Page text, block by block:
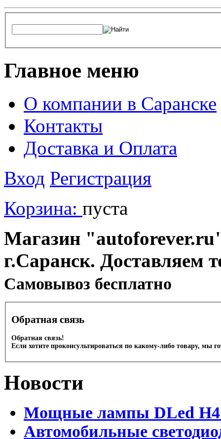
Главное меню
О компании в Саранске
Контакты
Доставка и Оплата
Вход Регистрация
Корзина: пуста
Магазин
г.Саранск. Доставляем
Cамовывоз бесплатно
Обратная связь
Обратная связь!
Если хотите проконсультироваться по какому-либо товару, мы
Новости
Мощные лампы DLed H4
Автомобильные